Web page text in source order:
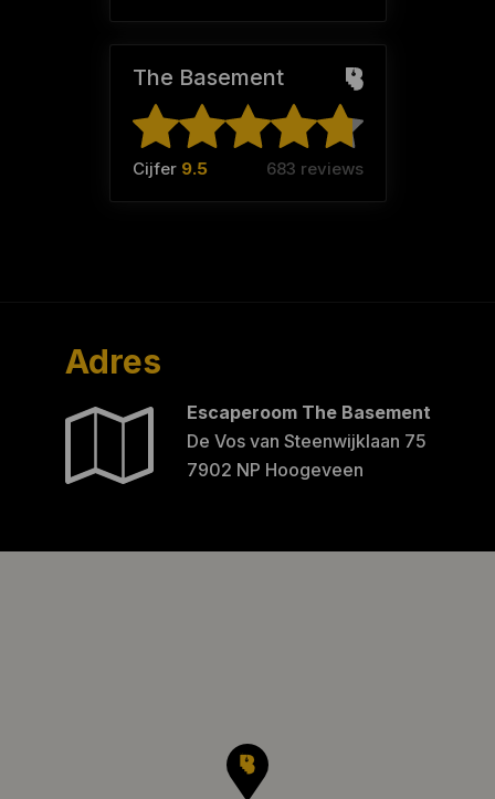
The Basement
Cijfer 9.5 683 reviews
Adres
Escaperoom The Basement
De Vos van Steenwijklaan 75
7902 NP Hoogeveen